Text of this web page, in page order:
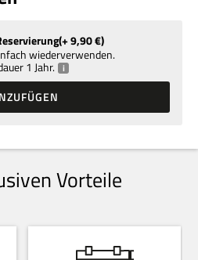
+ 9,90€
wiederverwenden.
1 Jahr. i
Vorteile